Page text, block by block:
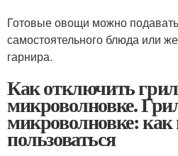
Готовые овощи можно
самостоятельного блюда или
гарнира.
Как отключить
микроволновке.
микроволновке:
пользоваться